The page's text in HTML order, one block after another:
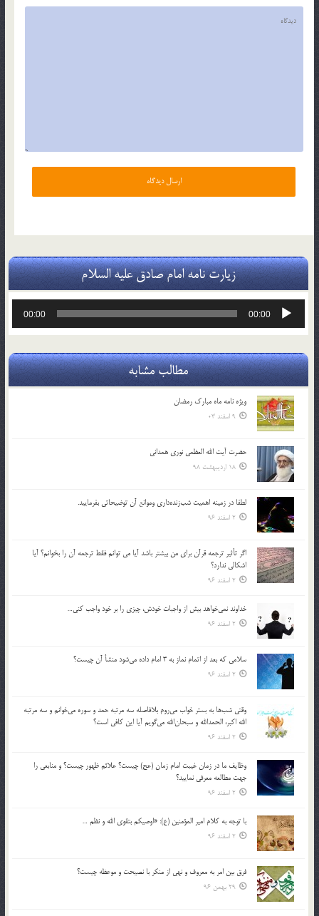
زیارت نامه امام صادق علیه السلام
پخش‌کننده
00:00
00:00
مطالب مشابه
ویژه نامه ماه مبارک رمضان
9 اسفند 03
حضرت آیت الله العظمی نوری همدانی
18 اردیبهشت 98
لطفا در زمينه اهميت شب‌زنده‌داري وموانع آن توضيحاتي بفرماييد.
2 اسفند 96
اگر تأثير ترجمه قرآن براي من بيشتر باشد آيا مي توانم فقط ترجمه آن را بخوانم؟ آيا
اشكالي ندارد؟
2 اسفند 96
خداوند نمي‌خواهد بيش از واجبات خودش، چيزي را بر خود واجب كني…
2 اسفند 96
سلامي كه بعد از اتمام نماز به 3 امام داده مي‌شود منشأ آن چيست؟
2 اسفند 96
وقتي شب‌ها به بستر خواب مي‌روم بلافاصله سه مرتبه حمد و سوره مي‌خوانم و سه مرتبه
الله اكبر، الحمدالله و سبحان‌الله مي‌گويم آيا اين كافي است؟
2 اسفند 96
وظايف ما در زمان غيبت امام زمان (عج) چيست؟ علائم ظهور چيست؟ و منابعي را
جهت مطالعه معرفي نماييد؟
2 اسفند 96
با توجه به كلام امير المؤمنين (ع): «اوصيكم بتقوي الله و نظم …
2 اسفند 96
فرق بين امر به معروف و نهي از منكر با نصيحت و موعظه چيست؟
29 بهمن 96